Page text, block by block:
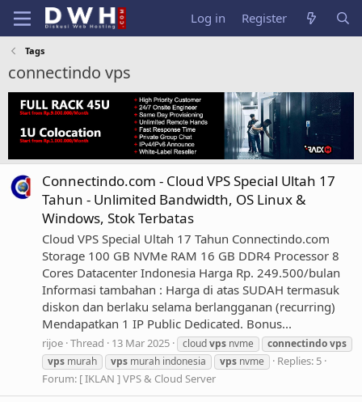
Log in Register
Tags
connectindo vps
Connectindo.com - Cloud VPS Special Ultah 17
Tahun - Unlimited Bandwidth, OS Linux &
Windows, Stok Terbatas
Cloud VPS Special Ultah 17 Tahun Connectindo.com
Storage 100 GB NVMe RAM 16 GB DDR4 Processor 8
Cores Datacenter Indonesia Harga Rp. 249.500/bulan
Informasi tambahan : Harga di atas SUDAH termasuk
diskon dan berlaku selama berlangganan (recurring)
Mendapatkan 1 IP Public Dedicated. Bonus...
rijoe Thread 13 Mar 2025 cloudvps nvme connectindovps
vps murah vps murah indonesia vps nvme
Replies: 5
Forum: [ IKLAN ] VPS & Cloud Server